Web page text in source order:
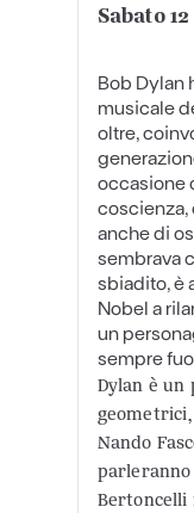
Sabato
Bob Dylan
musicale
oltre,
occasione
coscienza,
anche di
sembrava
sbiadito, è
Nobel a
un
sempre
Dylan è
Nando
Bertoncelli